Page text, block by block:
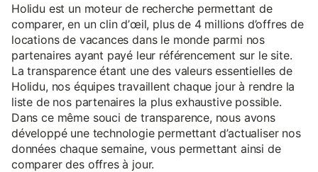
Holidu est un moteur de recherche permettant de
comparer, en un clin d’œil, plus de 4 millions d’offres de
locations de vacances dans le monde parmi nos
partenaires ayant payé leur référencement sur le site.
La transparence étant une des valeurs essentielles de
Holidu, nos équipes travaillent chaque jour à rendre la
liste de nos partenaires la plus exhaustive possible.
Dans ce même souci de transparence, nous avons
développé une technologie permettant d’actualiser nos
données chaque semaine, vous permettant ainsi de
comparer des offres à jour.